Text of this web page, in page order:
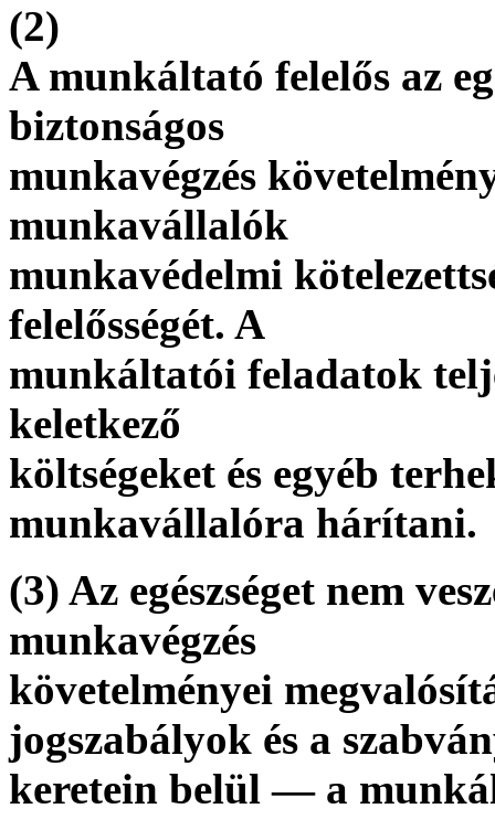
(2)
A munkáltató felelős az
biztonságos
munkavégzés
munkavállalók
munkavédelmi
felelősségét. A
munkáltatói feladatok
keletkező
költségeket és egyéb
munkavállalóra hárítani.
(3) Az egészséget nem
munkavégzés
követelményei
jogszabályok és a
keretein belül — a